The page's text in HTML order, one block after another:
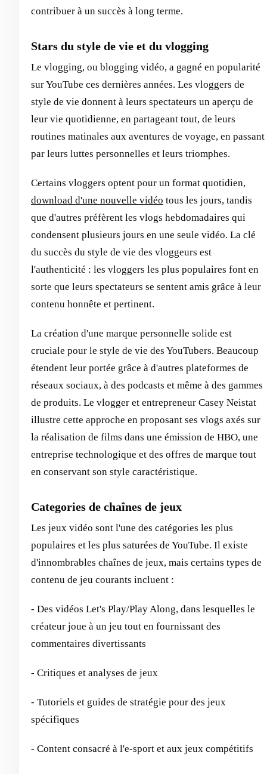
contribuer à un succès à long terme.
Stars du style de vie et du vlogging
Le vlogging, ou blogging vidéo, a gagné en popularité
sur YouTube ces dernières années. Les vloggers de
style de vie donnent à leurs spectateurs un aperçu de
leur vie quotidienne, en partageant tout, de leurs
routines matinales aux aventures de voyage, en passant
par leurs luttes personnelles et leurs triomphes.
Certains vloggers optent pour un format quotidien,
download d'une nouvelle vidéo tous les jours, tandis
que d'autres préfèrent les vlogs hebdomadaires qui
condensent plusieurs jours en une seule vidéo. La clé
du succès du style de vie des vloggeurs est
l'authenticité : les vloggers les plus populaires font en
sorte que leurs spectateurs se sentent amis grâce à leur
contenu honnête et pertinent.
La création d'une marque personnelle solide est
cruciale pour le style de vie des YouTubers. Beaucoup
étendent leur portée grâce à d'autres plateformes de
réseaux sociaux, à des podcasts et même à des gammes
de produits. Le vlogger et entrepreneur Casey Neistat
illustre cette approche en proposant ses vlogs axés sur
la réalisation de films dans une émission de HBO, une
entreprise technologique et des offres de marque tout
en conservant son style caractéristique.
Categories de chaînes de jeux
Les jeux vidéo sont l'une des catégories les plus
populaires et les plus saturées de YouTube. Il existe
d'innombrables chaînes de jeux, mais certains types de
contenu de jeu courants incluent :
- Des vidéos Let's Play/Play Along, dans lesquelles le
créateur joue à un jeu tout en fournissant des
commentaires divertissants
- Critiques et analyses de jeux
- Tutoriels et guides de stratégie pour des jeux
spécifiques
- Content consacré à l'e-sport et aux jeux compétitifs